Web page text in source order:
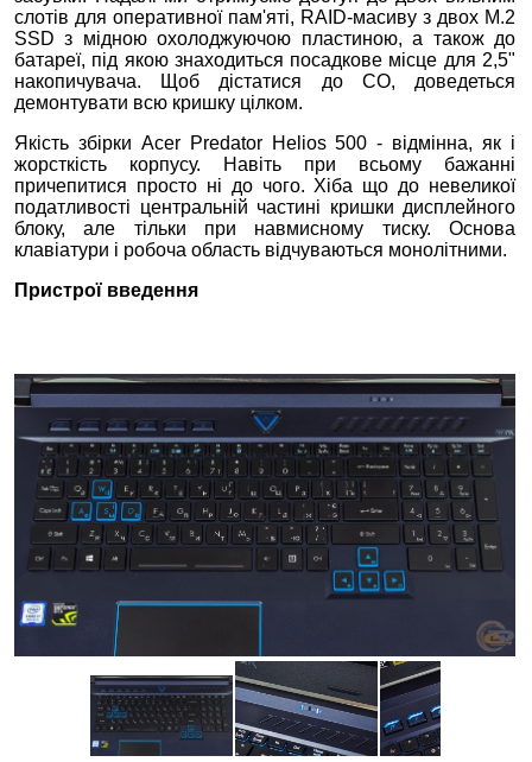
слотів для оперативної пам'яті, RAID-масиву з двох M.2
SSD з мідною охолоджуючою пластиною, а також до
батареї, під якою знаходиться посадкове місце для 2,5"
накопичувача. Щоб дістатися до СО, доведеться
демонтувати всю кришку цілком.
Якість збірки Acer Predator Helios 500 - відмінна, як і
жорсткість корпусу. Навіть при всьому бажанні
причепитися просто ні до чого. Хіба що до невеликої
податливості центральній частині кришки дисплейного
блоку, але тільки при навмисному тиску. Основа
клавіатури і робоча область відчуваються монолітними.
Пристрої введення